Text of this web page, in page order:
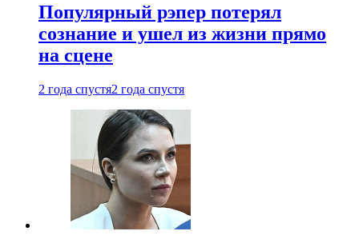
Популярный рэпер потерял
сознание и ушел из жизни прямо
на сцене
2 года спустя2 года спустя